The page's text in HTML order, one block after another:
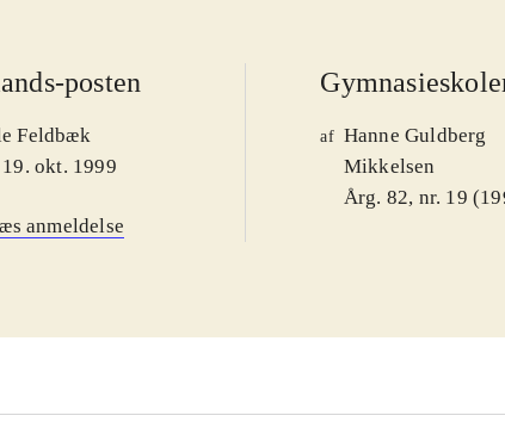
posten
Feldbæk
okt. 1999
anmeldelse
af Hanne Guldberg
Mikkelsen
Årg. 82, nr. 19